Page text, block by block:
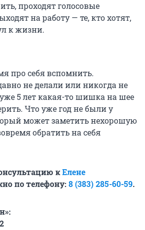
проходят голосовые
на работу — те, кто хотят,
к жизни.
про себя вспомнить.
не делали или никогда не
5 лет какая-то шишка на шее
Что уже год не были у
может заметить нехорошую
обратить на себя
кЕлене
по телефону: 8 (383) 285-60-59.